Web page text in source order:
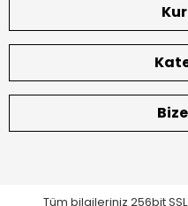
Tüm bilgileriniz 256bit